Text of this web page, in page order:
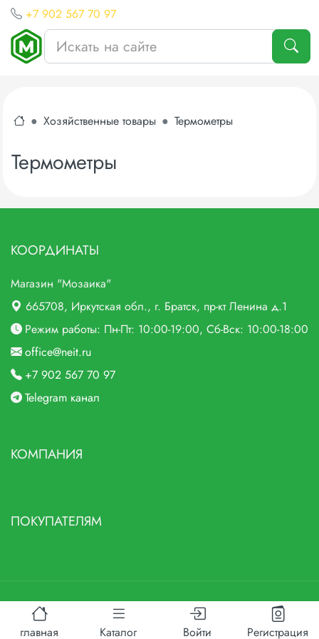
+7 902 567 70 97
главная Каталог Войти Регистрация
Хозяйственные товары Термометры
Термометры
КООРДИНАТЫ
Магазин "Мозаика"
665708, Иркутская обл., г. Братск, пр-кт Ленина д.1
Режим работы: Пн-Пт: 10:00-19:00, Сб-Вск: 10:00-18:00
office@neit.ru
+7 902 567 70 97
Telegram канал
КОМПАНИЯ
ПОКУПАТЕЛЯМ
©"Мозаика"2024